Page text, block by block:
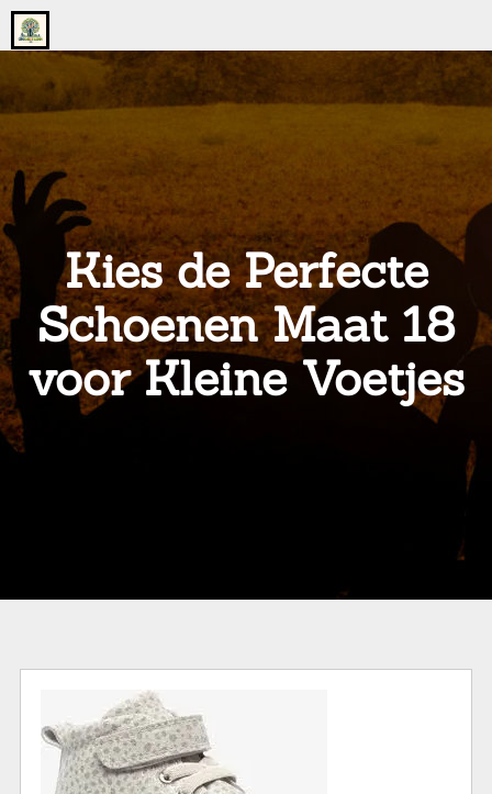
Go
to
home
page
onsgrotegezin.nl
Kies de Perfecte
Schoenen Maat 18
voor Kleine Voetjes